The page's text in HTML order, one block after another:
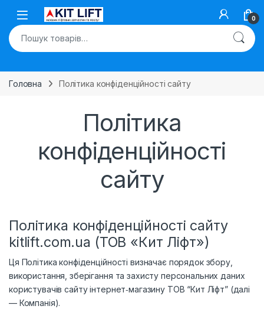
Skip to navigation
Skip to content
Open 0
Шукати:
Головна Політика конфіденційності сайту
Політика
конфіденційності
сайту
Політика конфіденційності сайту
kitlift.com.ua (ТОВ «Кит Ліфт»)
Ця Політика конфіденційності визначає порядок збору,
використання, зберігання та захисту персональних даних
користувачів сайту інтернет‑магазину ТОВ “Кит Ліфт” (далі
— Компанія).